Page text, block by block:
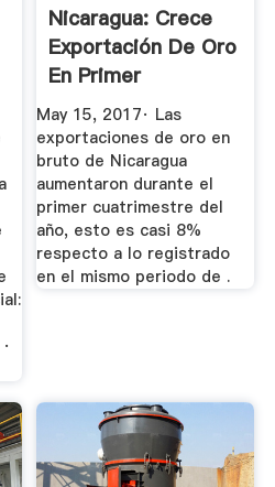
Nicaragua: Crece
Exportación De Oro
En Primer
Cuatrimestre ...
May 15, 2017· Las
exportaciones de oro en
bruto de Nicaragua
aumentaron durante el
primer cuatrimestre del
año, esto es casi 8%
respecto a lo registrado
en el mismo periodo de .